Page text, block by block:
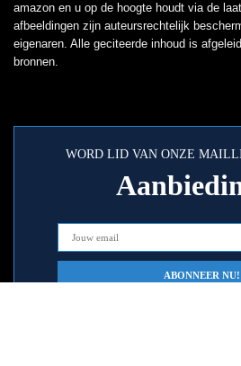
amazon en u op de hoogte houdt via de
afbeeldingen zijn auteursrechtelijk
eigenaren. Alle geciteerde inhoud is
bronnen.
WORD LID VAN ONZE